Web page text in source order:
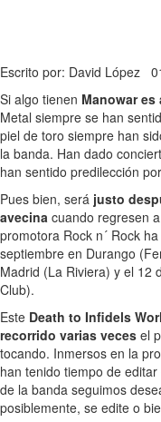
Escrito por: David López
Si algo tienen Manowar
Metal siempre se han
piel de toro siempre han
la banda. Han dado
han sentido predilección
Pues bien, será justo
avecina cuando regresen
promotora Rock n´ Rock
septiembre en Durango
Madrid (La Riviera) y el 12
Club).
Este Death to Infidels
recorrido varias veces el
tocando. Inmersos en la
han tenido tiempo de
de la banda seguimos
posiblemente, se edite o